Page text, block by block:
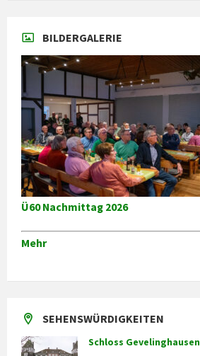
BILDERGALERIE
Ü60 Nachmittag 2026
Mehr
SEHENSWÜRDIGKEITEN
Schloss Gevelinghausen